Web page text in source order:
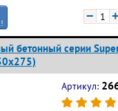
− +
бетонный серии
Артикул: